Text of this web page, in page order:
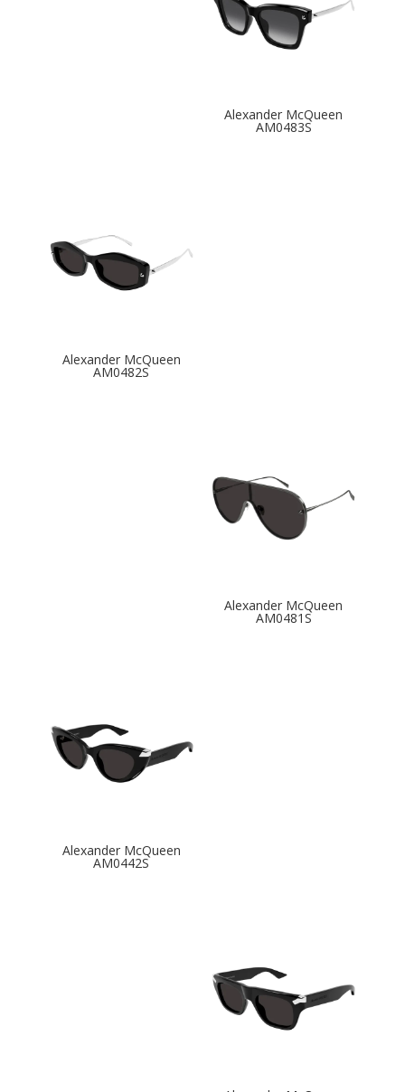
Alexander McQueen
AM0483S
Alexander McQueen
AM0482S
Alexander McQueen
AM0481S
Alexander McQueen
AM0442S